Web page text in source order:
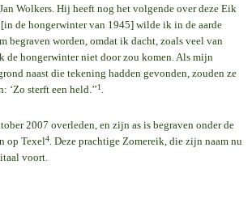
Wolkers. Hij heeft nog het volgende over deze Eik
de hongerwinter van 1945] wilde ik in de aarde
begraven worden, omdat ik dacht, zoals veel van
de hongerwinter niet door zou komen. Als mijn
naast die tekening hadden gevonden, zouden ze
‘Zo sterft een held.’’1 .
2007 overleden, en zijn as is begraven onder de
op Texel4. Deze prachtige Zomereik, die zijn naam nu
voort.